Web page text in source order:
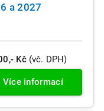
a 2027
Kč (vč. DPH)
Více informací